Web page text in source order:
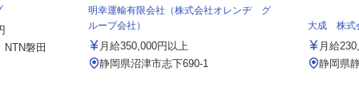
磐田
明幸運輸有限会社（株式会社オレンヂ グ
ループ会社）
月給350,000円以上
静岡県沼津市志下690-1
大成 株式
月給
静岡県